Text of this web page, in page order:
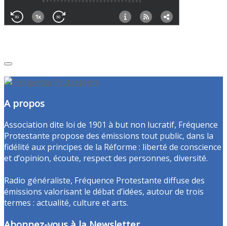
A propos
Association dite loi de 1901 à but non lucratif, Fréquence
Protestante propose des émissions tout public, dans la
fidélité aux principes de la Réforme : liberté de conscience
et d’opinion, écoute, respect des personnes, diversité.
Radio généraliste, Fréquence Protestante diffuse des
émissions valorisant le débat d’idées, autour de trois
termes : actualité, culture et arts.